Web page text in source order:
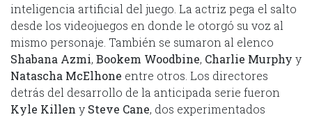
inteligencia artificial del juego. La actriz pega el salto
desde los videojuegos en donde le otorgó su voz al
mismo personaje. También se sumaron al elenco
Shabana Azmi, Bookem Woodbine, Charlie Murphy y
Natascha McElhone entre otros. Los directores
detrás del desarrollo de la anticipada serie fueron
Kyle Killen y Steve Cane, dos experimentados